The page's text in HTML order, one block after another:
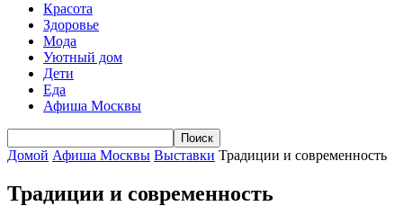
Красота
Здоровье
Мода
Уютный дом
Дети
Еда
Афиша Москвы
Домой Афиша Москвы Выставки Традиции и современность
Традиции и современность